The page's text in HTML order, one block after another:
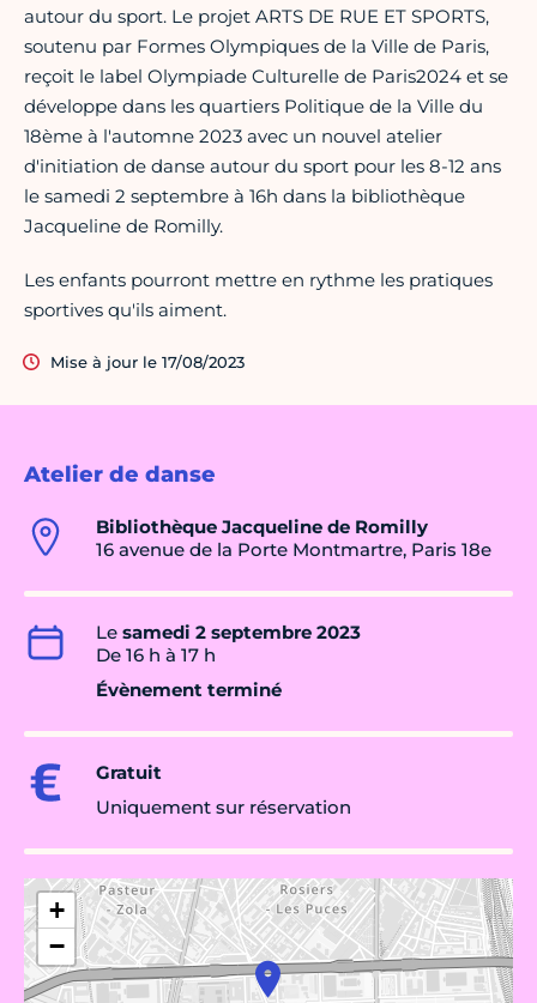
Atelier de danse
Bibliothèque Jacqueline de Romilly
16 avenue de la Porte Montmartre, Paris 18e
Le samedi 2 septembre 2023
De 16 h à 17 h
Évènement terminé
Gratuit
Uniquement sur réservation
+
−
autour du sport. Le projet ARTS DE RUE ET SPORTS,
soutenu par Formes Olympiques de la Ville de Paris,
reçoit le label Olympiade Culturelle de Paris2024 et se
développe dans les quartiers Politique de la Ville du
18ème à l'automne 2023 avec un nouvel atelier
d'initiation de danse autour du sport pour les 8-12 ans
le samedi 2 septembre à 16h dans la bibliothèque
Jacqueline de Romilly.
Les enfants pourront mettre en rythme les pratiques
sportives qu'ils aiment.
Mise à jour le 17/08/2023